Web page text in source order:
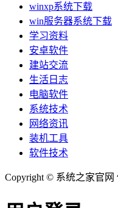
winxp系统下载
win服务器系统下载
学习资料
安卓软件
建站交流
生活日志
电脑软件
系统技术
网络资讯
装机工具
软件技术
Copyright © 系统之家官网